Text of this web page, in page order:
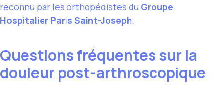
reconnu par les orthopédistes du Groupe
Hospitalier Paris Saint-Joseph.
Questions fréquentes sur la
douleur post-arthroscopique